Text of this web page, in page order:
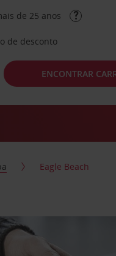
de 25 anos
de desconto
ENCONTRAR
Eagle Beach